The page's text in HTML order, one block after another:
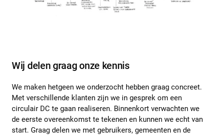
Wij delen graag onze kennis
We maken hetgeen we onderzocht hebben graag concreet.
Met verschillende klanten zijn we in gesprek om een
circulair DC te gaan realiseren. Binnenkort verwachten we
de eerste overeenkomst te tekenen en kunnen we echt van
start. Graag delen we met gebruikers, gemeenten en de